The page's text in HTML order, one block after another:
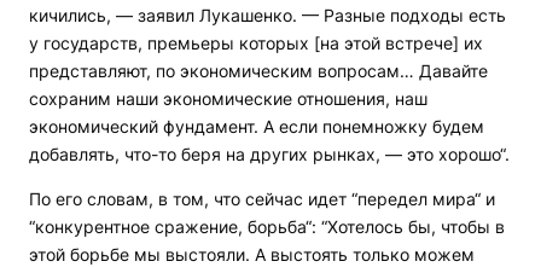
кичились, — заявил Лукашенко. — Разные подходы есть
у государств, премьеры которых [на этой встрече] их
представляют, по экономическим вопросам… Давайте
сохраним наши экономические отношения, наш
экономический фундамент. А если понемножку будем
добавлять, что-то беря на других рынках, — это хорошо“.
По его словам, в том, что сейчас идет “передел мира“ и
“конкурентное сражение, борьба“: “Хотелось бы, чтобы в
этой борьбе мы выстояли. А выстоять только можем